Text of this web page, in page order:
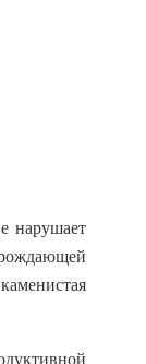
нарушает